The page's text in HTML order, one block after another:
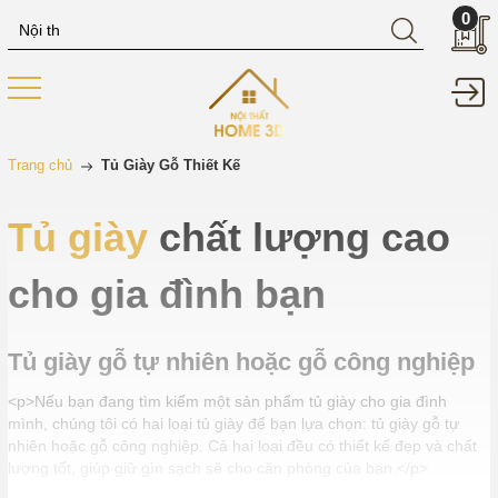
0
Trang chủ Tủ Giày Gỗ Thiết Kế
Tủ giày chất lượng cao
cho gia đình bạn
Tủ giày gỗ tự nhiên hoặc gỗ công nghiệp
<p>Nếu bạn đang tìm kiếm một sản phẩm tủ giày cho gia đình
mình, chúng tôi có hai loại tủ giày để bạn lựa chọn: tủ giày gỗ tự
nhiên hoặc gỗ công nghiệp. Cả hai loại đều có thiết kế đẹp và chất